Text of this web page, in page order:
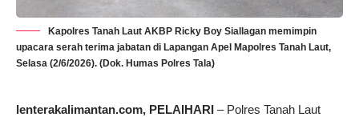
Kapolres Tanah Laut AKBP Ricky Boy Siallagan memimpin
upacara serah terima jabatan di Lapangan Apel Mapolres Tanah Laut,
Selasa (2/6/2026). (Dok. Humas Polres Tala)
lenterakalimantan.com, PELAIHARI – Polres Tanah Laut